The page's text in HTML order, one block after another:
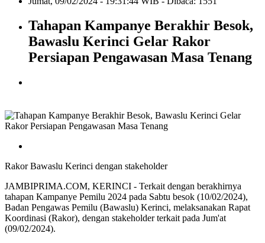
Tahapan Kampanye Berakhir Besok,
Bawaslu Kerinci Gelar Rakor
Persiapan Pengawasan Masa Tenang
Rakor Bawaslu Kerinci dengan stakeholder
JAMBIPRIMA.COM, KERINCI - Terkait dengan berakhirnya
tahapan Kampanye Pemilu 2024 pada Sabtu besok (10/02/2024),
Badan Pengawas Pemilu (Bawaslu) Kerinci, melaksanakan Rapat
Koordinasi (Rakor), dengan stakeholder terkait pada Jum'at
(09/02/2024).